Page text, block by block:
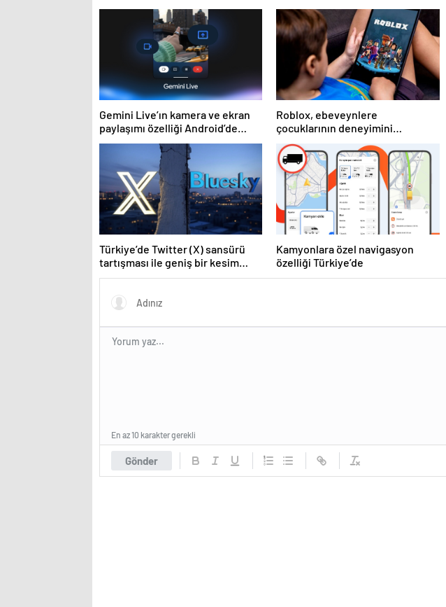
Gemini Live’ın kamera ve ekran
paylaşımı özelliği Android’de
geldi
Roblox, ebeveynlere
çocuklarının deneyimini
kişiselleştirme imkanı sunan yeni
araçlarını duyurdu
Türkiye’de Twitter (X) sansürü
tartışması ile geniş bir kesim
BlueSky’a yöneldi!
Kamyonlara özel navigasyon
özelliği Türkiye’de
Gönder
En az 10 karakter gerekli